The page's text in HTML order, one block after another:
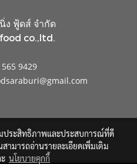
ง ฟู้ดส์ จำกัด
co.,ltd.
9429
มประสิทธิภาพและประสบการณ์ที่ดี
ามารถอ่านรายละเอียดเพิ่มเติม
นโยบายคุกกี้